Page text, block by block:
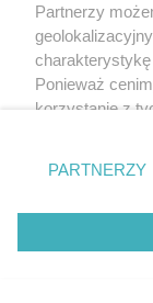
Żaden utwór
rozpowszechniany
Partnerzy
Ponieważ
korzystanie z
zmienić/
znajdujący się
rodzaje
użytkownika,
przetwarzaniu.
PARTNERZY